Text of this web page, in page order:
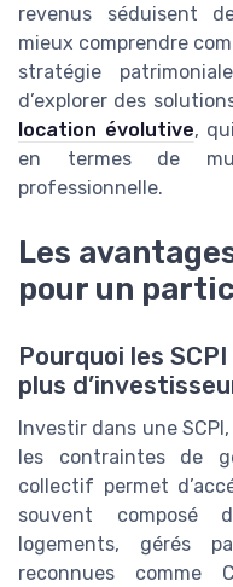
revenus séduisent
mieux comprendre
stratégie
d’explorer des
location évolutive,
en termes de
professionnelle.
Les
pour un
Pourquoi les
plus
Investir dans une
les contraintes de
collectif permet
souvent composé
logements, gérés
reconnues comme